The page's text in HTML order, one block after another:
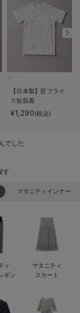
かわいくておもしろ
何枚あっても嬉しい
長く使えるアイテム
お部屋映えアイテム
【日本製】匠フライ
ス短肌着
¥1,290(税込)
でした
す
マタニティインナー
ィ
ギン
マタニティ
スカート